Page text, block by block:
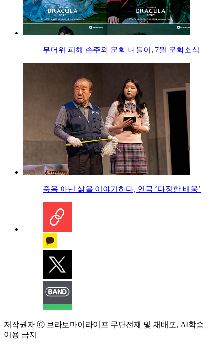
무더위 피해 손주와 문화 나들이, 7월 문화소식
죽음 아닌 삶을 이야기하다, 연극 ‘다정한 배웅’
저작권자 ⓒ 브라보마이라이프 무단전재 및 재배포, AI학습
이용 금지